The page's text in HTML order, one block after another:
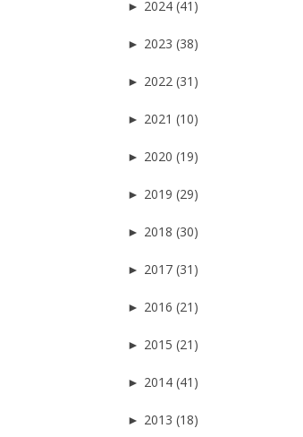
► 2024 (41)
► 2023 (38)
► 2022 (31)
► 2021 (10)
► 2020 (19)
► 2019 (29)
► 2018 (30)
► 2017 (31)
► 2016 (21)
► 2015 (21)
► 2014 (41)
► 2013 (18)